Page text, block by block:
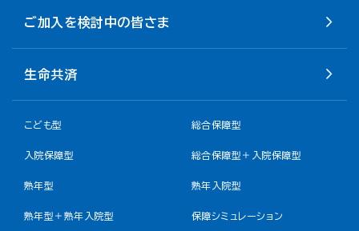
ご加入を検討中の皆さま
生命共済
こども型 総合保障型
入院保障型 総合保障型＋入院保障型
熟年型 熟年入院型
熟年型＋熟年入院型 保障シミュレーション